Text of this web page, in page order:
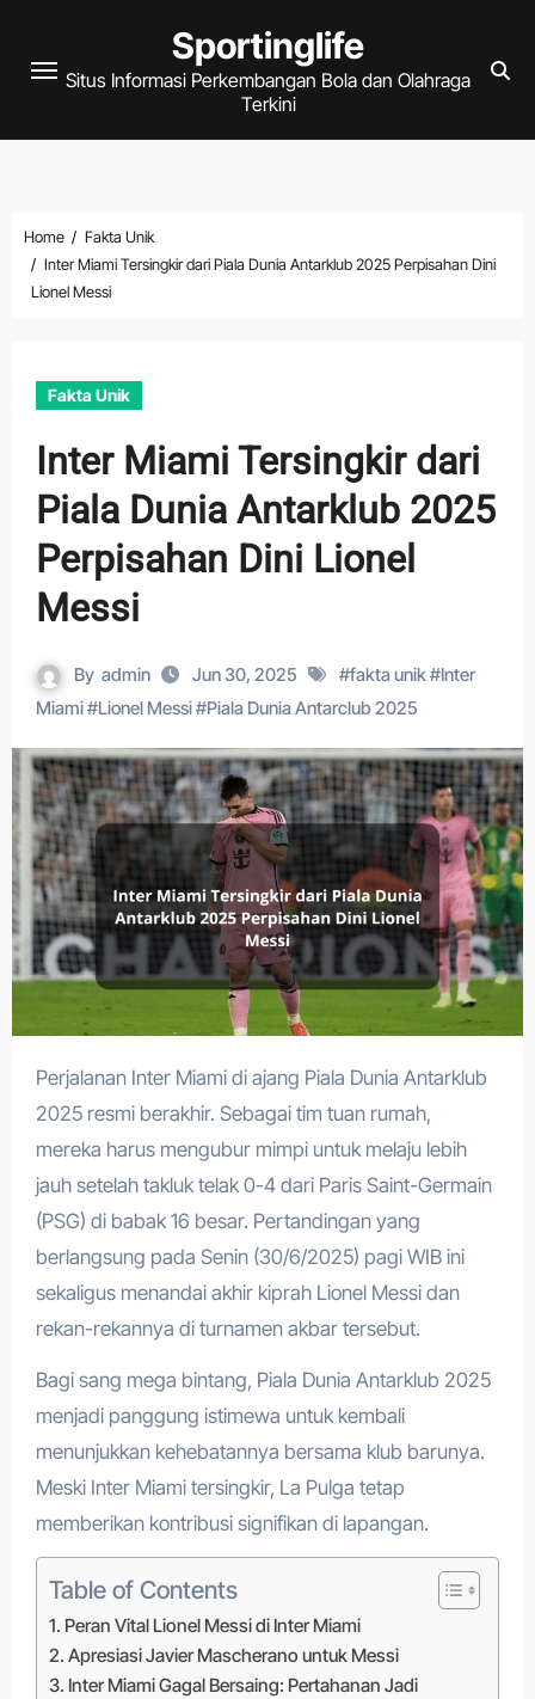
content
Sportinglife
Situs Informasi Perkembangan Bola dan Olahraga
Terkini
Home
Fakta Unik
Inter Miami Tersingkir dari Piala Dunia Antarklub 2025 Perpisahan Dini
Lionel Messi
Fakta Unik
Inter Miami Tersingkir dari
Piala Dunia Antarklub 2025
Perpisahan Dini Lionel
Messi
By admin Jun 30, 2025 #fakta unik#Inter
Miami#Lionel Messi#Piala Dunia Antarclub 2025
Perjalanan Inter Miami di ajang Piala Dunia Antarklub
2025 resmi berakhir. Sebagai tim tuan rumah,
mereka harus mengubur mimpi untuk melaju lebih
jauh setelah takluk telak 0-4 dari Paris Saint-Germain
(PSG) di babak 16 besar. Pertandingan yang
berlangsung pada Senin (30/6/2025) pagi WIB ini
sekaligus menandai akhir kiprah Lionel Messi dan
rekan-rekannya di turnamen akbar tersebut.
Bagi sang mega bintang, Piala Dunia Antarklub 2025
menjadi panggung istimewa untuk kembali
menunjukkan kehebatannya bersama klub barunya.
Meski Inter Miami tersingkir, La Pulga tetap
memberikan kontribusi signifikan di lapangan.
Table of Contents
Peran Vital Lionel Messi di Inter Miami
Apresiasi Javier Mascherano untuk Messi
Inter Miami Gagal Bersaing: Pertahanan Jadi